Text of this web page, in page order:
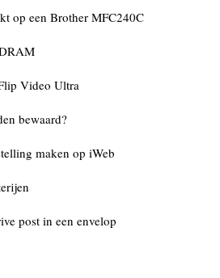
op een Brother MFC240C
Video Ultra
bewaard?
maken op iWeb
post in een envelop